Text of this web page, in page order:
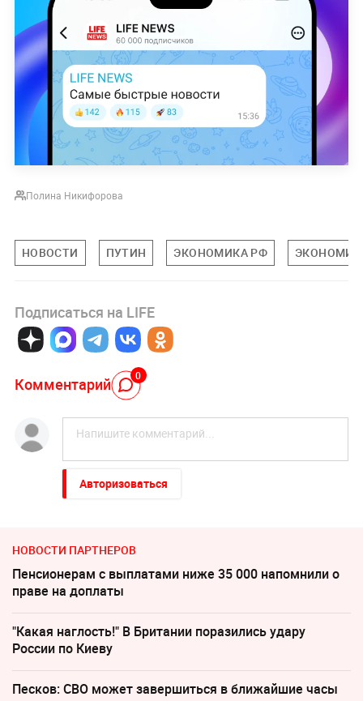
Полина Никифорова
НОВОСТИ ПУТИН ЭКОНОМИКА РФ
Подписаться на LIFE
Комментарий 0
Авторизоваться
НОВОСТИ ПАРТНЕРОВ
Пенсионерам с выплатами ниже 35 000 напомнили о
праве на доплаты
"Какая наглость!" В Британии поразились удару
России по Киеву
Песков: СВО может завершиться в ближайшие часы